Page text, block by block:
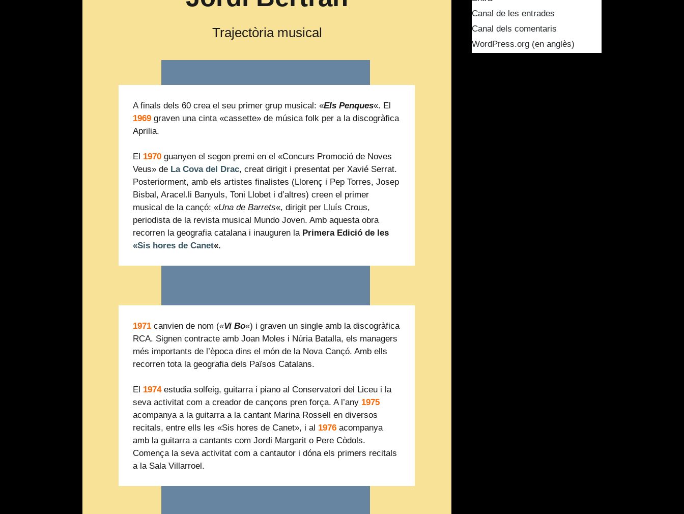
Trajectòria musical
A finals dels 60 crea el seu primer grup musical: «Els Penques«. El
1969 graven una cinta «cassette» de música folk per a la discogràfica
Aprilia.
El 1970 guanyen el segon premi en el «Concurs Promoció de Noves
Veus» de La Cova del Drac, creat dirigit i presentat per Xavié Serrat.
Posteriorment, amb els artistes finalistes (Llorenç i Pep Torres, Josep
Bisbal, Aracel.li Banyuls, Toni Llobet i d’altres) creen el primer
musical de la cançó: «Una de Barrets«, dirigit per Lluís Crous,
periodista de la revista musical Mundo Joven. Amb aquesta obra
recorren la geografia catalana i inauguren la Primera Edició de les
«Sis hores de Canet«.
1971 canvien de nom («Vi Bo«) i graven un single amb la discogràfica
RCA. Signen contracte amb Joan Moles i Núria Batalla, els managers
més importants de l’època dins el món de la Nova Cançó. Amb ells
recorren tota la geografia dels Països Catalans.
El 1974 estudia solfeig, guitarra i piano al Conservatori del Liceu i la
seva activitat com a creador de cançons pren força. A l’any 1975
acompanya a la guitarra a la cantant Marina Rossell en diversos
recitals, entre ells les «Sis hores de Canet», i al 1976acompanya
amb la guitarra a cantants com Jordi Margarit o Pere Còdols.
Comença la seva activitat com a cantautor i dóna els primers recitals
a la Sala Villarroel.
Canal de les entrades
Canal dels comentaris
WordPress.org (en anglès)